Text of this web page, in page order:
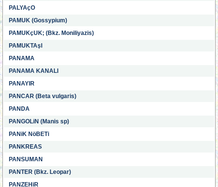
PALYAçO
PAMUK (Gossypium)
PAMUKçUK; (Bkz. Moniliyazis)
PAMUKTAşI
PANAMA
PANAMA KANALI
PANAYIR
PANCAR (Beta vulgaris)
PANDA
PANGOLiN (Manis sp)
PANiK NöBETi
PANKREAS
PANSUMAN
PANTER (Bkz. Leopar)
PANZEHiR